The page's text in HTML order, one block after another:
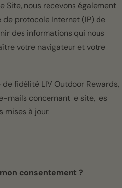
Site, nous recevons également
protocole Internet (IP) de
des informations qui nous
votre navigateur et votre
fidélité LIV Outdoor Rewards,
mails concernant le site, les
mises à jour.
consentement ?